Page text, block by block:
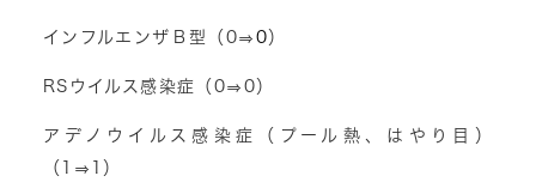
インフルエンザＢ型（0⇒ 0 ）
RSウイルス感染症（0⇒0）
アデノウイルス感染症（プール熱、はやり目）
（1⇒1）